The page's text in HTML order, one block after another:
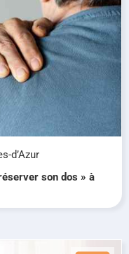
d’Azur
son dos » à